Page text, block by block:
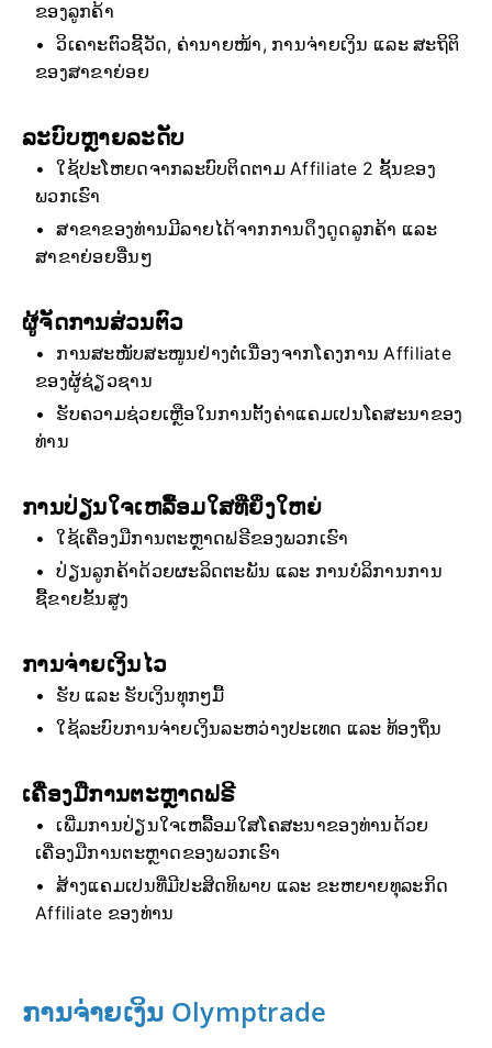
ຂອງລູກຄ້າ
ວິເຄາະຕົວຊີ້ວັດ, ຄ່ານາຍໜ້າ, ການຈ່າຍເງິນ ແລະ ສະຖິຕິ
ຂອງສາຂາຍ່ອຍ
ລະບົບຫຼາຍລະດັບ
ໃຊ້ປະໂຫຍດຈາກລະບົບຕິດຕາມ Affiliate 2 ຊັ້ນຂອງ
ພວກເຮົາ
ສາຂາຂອງທ່ານມີລາຍໄດ້ຈາກການດຶງດູດລູກຄ້າ ແລະ
ສາຂາຍ່ອຍອື່ນໆ
ຜູ້ຈັດການສ່ວນຕົວ
ການສະໜັບສະໜູນຢ່າງຕໍ່ເນື່ອງຈາກໂຄງການ Affiliate
ຂອງຜູ້ຊ່ຽວຊານ
ຮັບຄວາມຊ່ວຍເຫຼືອໃນການຕັ້ງຄ່າແຄມເປນໂຄສະນາຂອງ
ທ່ານ
ການປ່ຽນໃຈເຫລື້ອມໃສທີ່ຍິ່ງໃຫຍ່
ໃຊ້ເຄື່ອງມືການຕະຫຼາດຟຣີຂອງພວກເຮົາ
ປ່ຽນລູກຄ້າດ້ວຍຜະລິດຕະພັນ ແລະ ການບໍລິການການ
ຊື້ຂາຍຂັ້ນສູງ
ການຈ່າຍເງິນໄວ
ຮັບ ແລະ ຮັບເງິນທຸກໆມື້
ໃຊ້ລະບົບການຈ່າຍເງິນລະຫວ່າງປະເທດ ແລະ ທ້ອງຖິ່ນ
ເຄື່ອງມືການຕະຫຼາດຟຣີ
ເພີ່ມການປ່ຽນໃຈເຫລື້ອມໃສໂຄສະນາຂອງທ່ານດ້ວຍ
ເຄື່ອງມືການຕະຫຼາດຂອງພວກເຮົາ
ສ້າງແຄມເປນທີ່ມີປະສິດທິພາບ ແລະ ຂະຫຍາຍທຸລະກິດ
Affiliate ຂອງທ່ານ
ການຈ່າຍເງິນ Olymptrade